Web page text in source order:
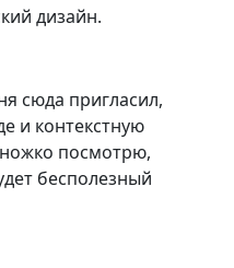
дизайн.
сюда пригласил,
и контекстную
посмотрю,
бесполезный